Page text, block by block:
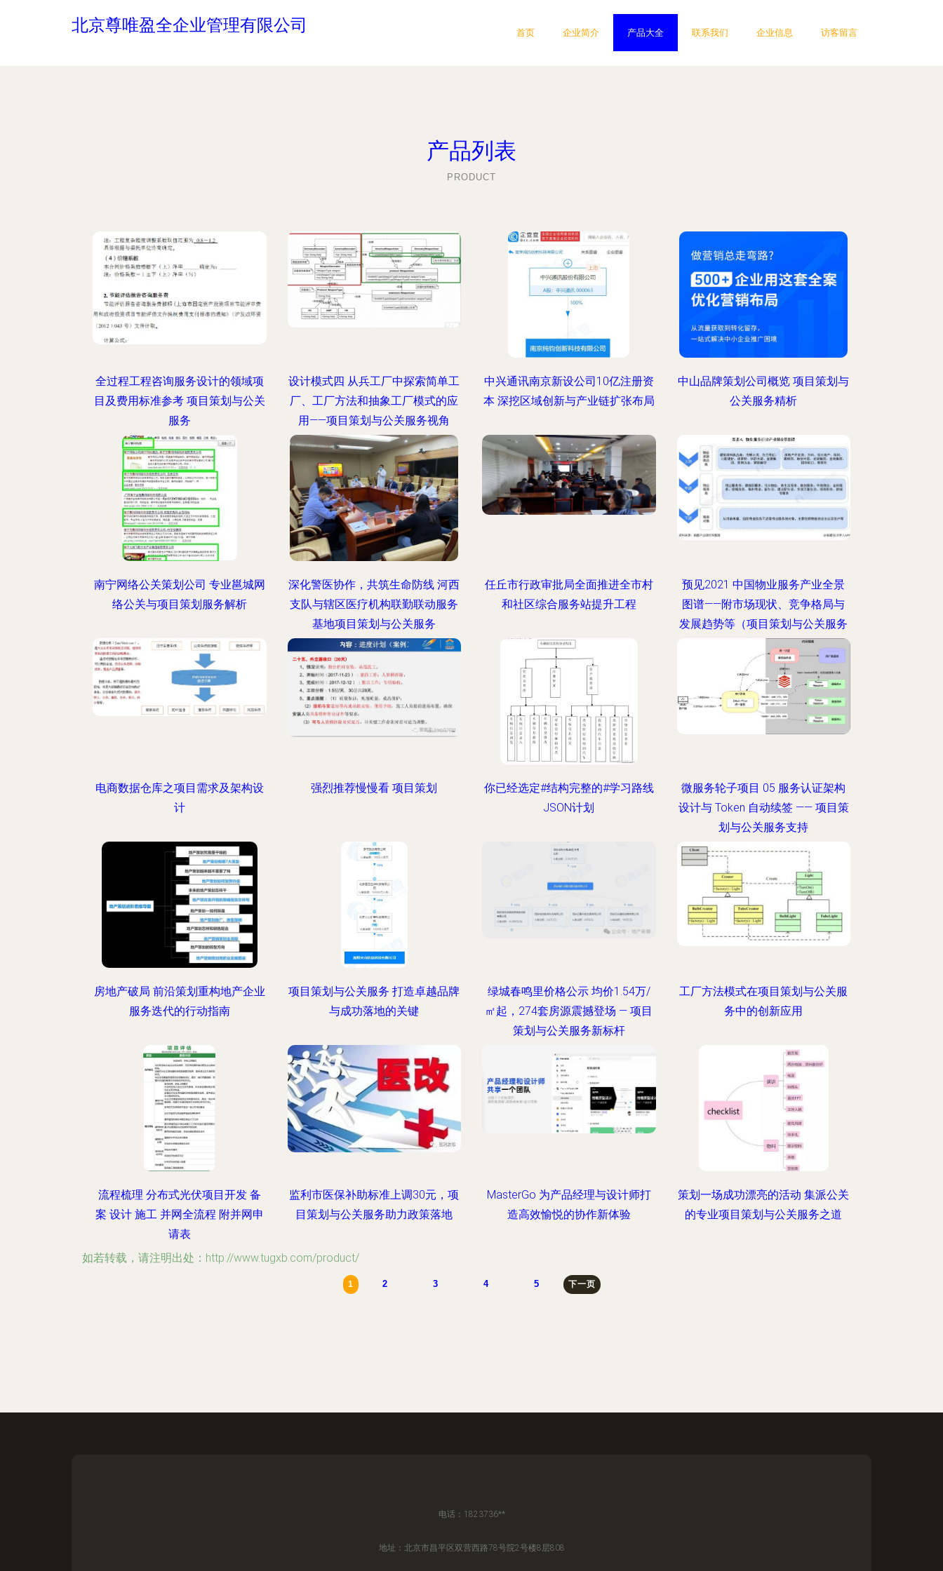
北京尊唯盈全企业管理有限公司 首页 企业简介 产品大全 联系我们 企业信息 访客留言
产品列表
PRODUCT
全过程工程咨询服务设计的领域项
目及费用标准参考 项目策划与公关
服务
设计模式四 从兵工厂中探索简单工
厂、工厂方法和抽象工厂模式的应
用——项目策划与公关服务视角
中兴通讯南京新设公司10亿注册资
本 深挖区域创新与产业链扩张布局
中山品牌策划公司概览 项目策划与
公关服务精析
南宁网络公关策划公司 专业邕城网
络公关与项目策划服务解析
深化警医协作，共筑生命防线 河西
支队与辖区医疗机构联勤联动服务
基地项目策划与公关服务
任丘市行政审批局全面推进全市村
和社区综合服务站提升工程
预见2021 中国物业服务产业全景
图谱——附市场现状、竞争格局与
发展趋势等（项目策划与公关服务
视角）
电商数据仓库之项目需求及架构设
计
强烈推荐慢慢看 项目策划
你已经选定#结构完整的#学习路线
JSON计划
微服务轮子项目 05 服务认证架构
设计与 Token 自动续签 —— 项目策
划与公关服务支持
房地产破局 前沿策划重构地产企业
服务迭代的行动指南
项目策划与公关服务 打造卓越品牌
与成功落地的关键
绿城春鸣里价格公示 均价1.54万/
㎡起，274套房源震撼登场 — 项目
策划与公关服务新标杆
工厂方法模式在项目策划与公关服
务中的创新应用
流程梳理 分布式光伏项目开发 备
案 设计 施工 并网全流程 附并网申
请表
监利市医保补助标准上调30元，项
目策划与公关服务助力政策落地
MasterGo 为产品经理与设计师打
造高效愉悦的协作新体验
策划一场成功漂亮的活动 集派公关
的专业项目策划与公关服务之道
如若转载，请注明出处：http://www.tugxb.com/product/
1 2 3 4 5 下一页
电话：1823736**
地址：北京市昌平区双营西路78号院2号楼8层808